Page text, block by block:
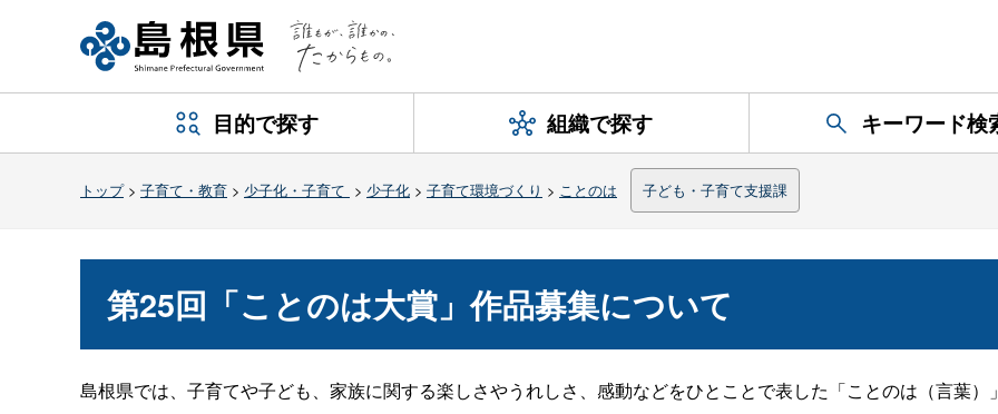
目的で探す 組織で探す キーワード検
トップ> 子育て・教育 > 少子化・子育て > 少子化 > 子育て環境づくり > ことのは 子ども・子育て支援課
第25回「ことのは大賞」作品募集について
島根県では、子育てや子ども、家族に関する楽しさやうれしさ、感動などをひとことで表した「ことのは（言葉）